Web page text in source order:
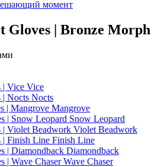
момент
Gloves | Bronze Morph
Vice
Nocts
Mangrove
Snow Leopard
Violet Beadwork
Finish Line
Diamondback
Wave Chaser